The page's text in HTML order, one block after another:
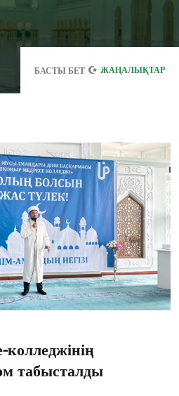
БАСТЫ БЕТ ЖАҢАЛЫҚТАР
табысталды